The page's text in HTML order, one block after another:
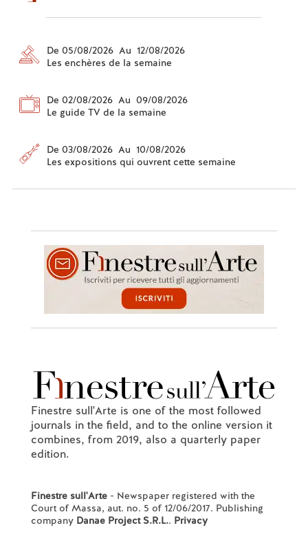
De 05/08/2026 Au 12/08/2026
Les enchères de la semaine
De 02/08/2026 Au 09/08/2026
Le guide TV de la semaine
De 03/08/2026 Au 10/08/2026
Les expositions qui ouvrent cette semaine
Finestre sull'Arte is one of the most followed
journals in the field, and to the online version it
combines, from 2019, also a quarterly paper
edition.
Finestre sull'Arte- Newspaper registered with the
Court of Massa, aut. no. 5 of 12/06/2017. Publishing
company Danae Project S.R.L.. Privacy